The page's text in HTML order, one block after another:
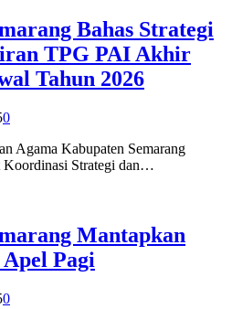
Bahas Strategi
TPG PAI Akhir
Tahun 2026
0
Agama Kabupaten Semarang
Koordinasi Strategi dan…
Mantapkan
Pagi
0